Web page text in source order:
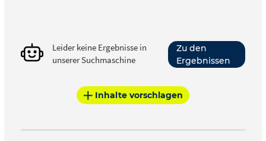
Leider keine Ergebnisse in
unserer Suchmaschine
Zu den
Ergebnissen
Inhalte vorschlagen